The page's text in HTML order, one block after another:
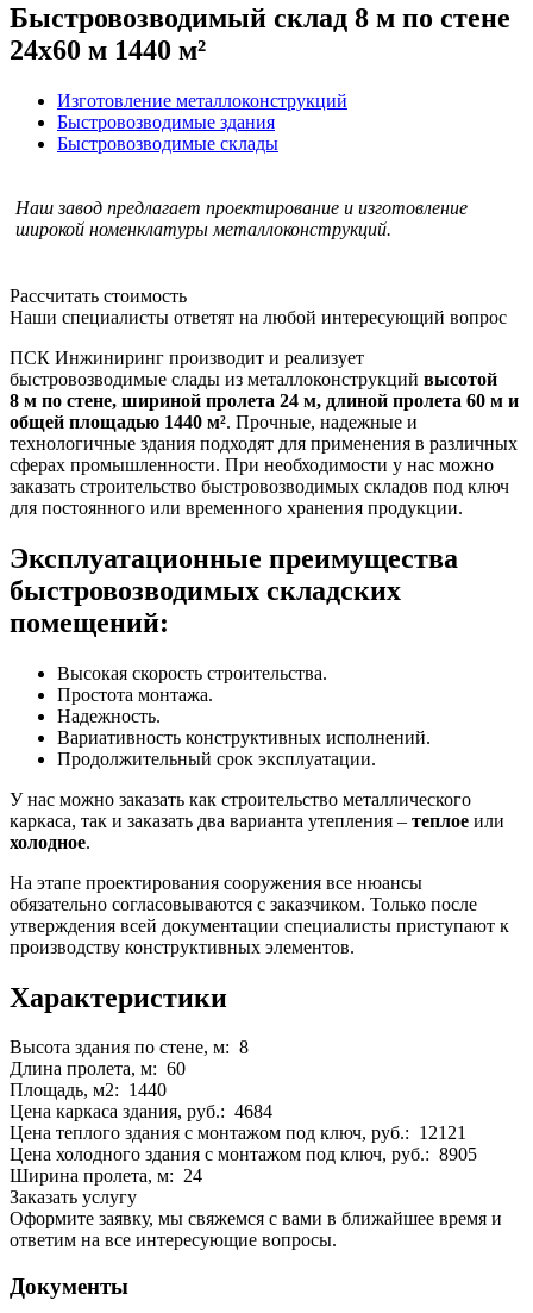
Быстровозводимый склад 8 м по стене
24х60 м 1440 м²
Изготовление металлоконструкций
Быстровозводимые здания
Быстровозводимые склады
Наш завод предлагает проектирование и изготовление
широкой номенклатуры металлоконструкций.
Рассчитать стоимость
Наши специалисты ответят на любой интересующий вопрос
ПСК Инжиниринг производит и реализует
быстровозводимые слады из металлоконструкций высотой
8 м по стене, шириной пролета 24 м, длиной пролета 60 м и
общей площадью 1440 м². Прочные, надежные и
технологичные здания подходят для применения в различных
сферах промышленности. При необходимости у нас можно
заказать строительство быстровозводимых складов под ключ
для постоянного или временного хранения продукции.
Эксплуатационные преимущества
быстровозводимых складских
помещений:
Высокая скорость строительства.
Простота монтажа.
Надежность.
Вариативность конструктивных исполнений.
Продолжительный срок эксплуатации.
У нас можно заказать как строительство металлического
каркаса, так и заказать два варианта утепления – теплое или
холодное.
На этапе проектирования сооружения все нюансы
обязательно согласовываются с заказчиком. Только после
утверждения всей документации специалисты приступают к
производству конструктивных элементов.
Характеристики
Высота здания по стене, м: 8
Длина пролета, м: 60
Площадь, м2: 1440
Цена каркаса здания, руб.: 4684
Цена теплого здания с монтажом под ключ, руб.: 12121
Цена холодного здания с монтажом под ключ, руб.: 8905
Ширина пролета, м: 24
Заказать услугу
Оформите заявку, мы свяжемся с вами в ближайшее время и
ответим на все интересующие вопросы.
Документы